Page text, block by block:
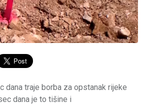
dana traje borba za opstanak rijeke
dana je to tišine i